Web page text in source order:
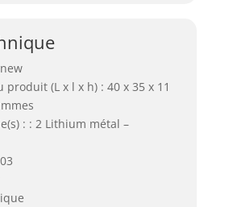
produit (L x l x h) : 40 x 35 x 11
: : 2 Lithium métal –